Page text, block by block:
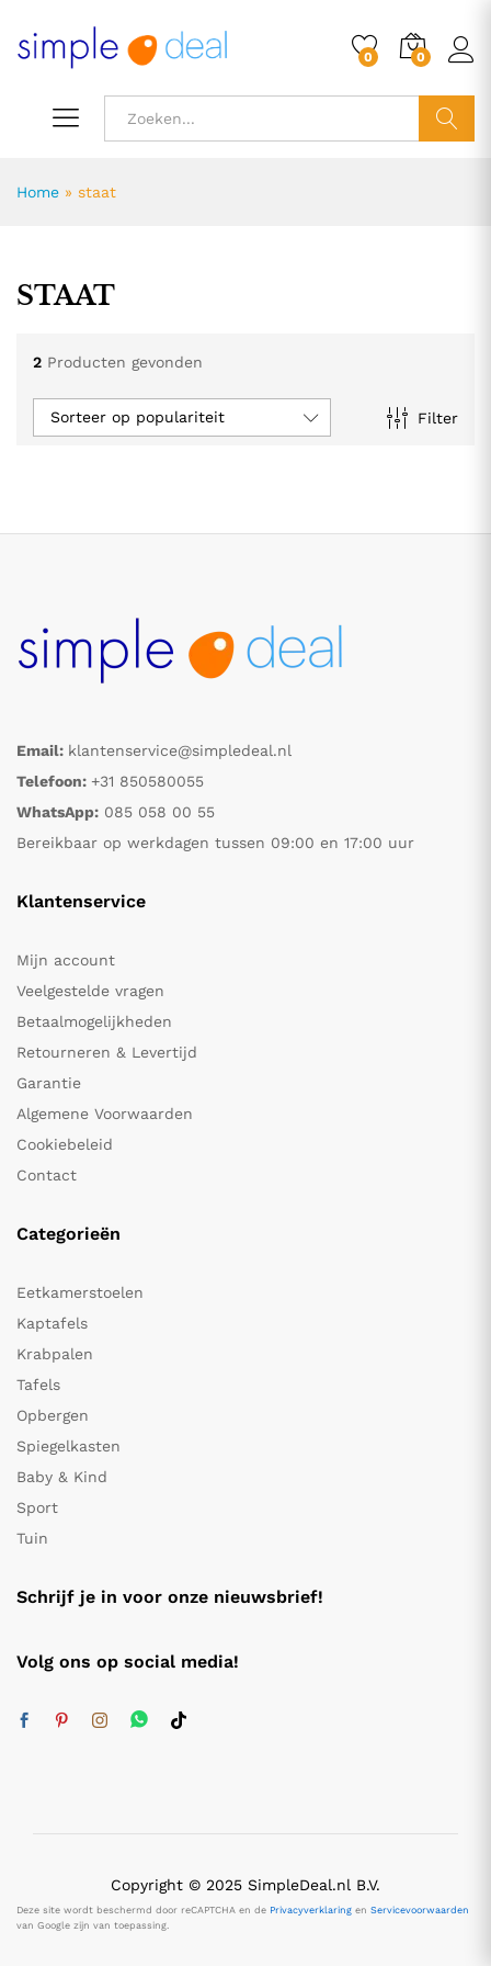
0 0
Home » staat
STAAT
2 Producten gevonden
Filter
Sorteer op populariteit
Email: klantenservice@simpledeal.nl
Telefoon: +31 850580055
WhatsApp: 085 058 00 55
Bereikbaar op werkdagen tussen 09:00 en 17:00 uur
Klantenservice
Mijn account
Veelgestelde vragen
Betaalmogelijkheden
Retourneren & Levertijd
Garantie
Algemene Voorwaarden
Cookiebeleid
Contact
Categorieën
Eetkamerstoelen
Kaptafels
Krabpalen
Tafels
Opbergen
Spiegelkasten
Baby & Kind
Sport
Tuin
Schrijf je in voor onze nieuwsbrief!
Volg ons op social media!
Copyright © 2025 SimpleDeal.nl B.V.
Deze site wordt beschermd door reCAPTCHA en de Privacyverklaring en Servicevoorwaarden
van Google zijn van toepassing.